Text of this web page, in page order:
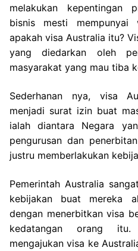
melakukan kepentingan
bisnis mesti mempunyai
apakah visa Australia itu?
yang diedarkan oleh
masyarakat yang mau tiba
Sederhanan nya, visa
menjadi surat izin buat
ialah diantara Negara
pengurusan dan
justru memberlakukan
Pemerintah Australia
kebijakan buat mereka
dengan menerbitkan visa
kedatangan orang itu.
mengajukan visa ke